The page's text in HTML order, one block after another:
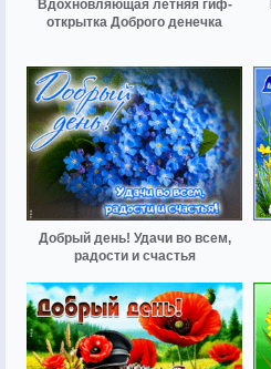
Вдохновляющая летняя гиф-
открытка Доброго денечка
Добрый день! Удачи во всем,
радости и счастья